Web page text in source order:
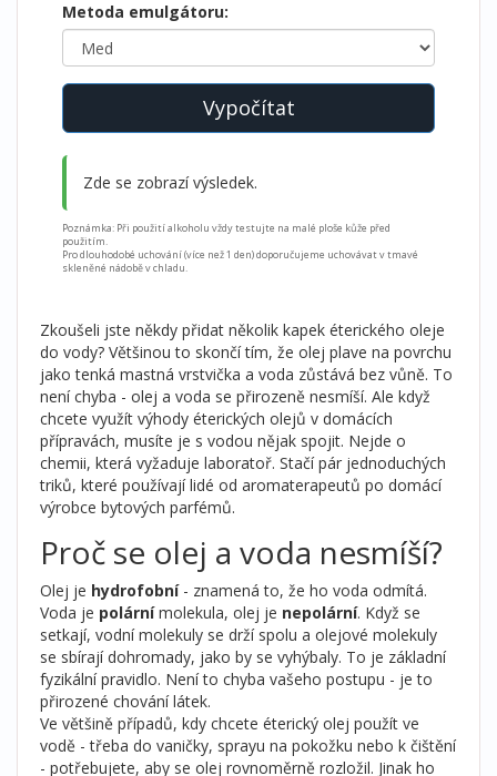
Metoda emulgátoru:
Vypočítat
Zde se zobrazí výsledek.
Poznámka: Při použití alkoholu vždy testujte na malé ploše kůže před
použitím.
Pro dlouhodobé uchování (více než 1 den) doporučujeme uchovávat v tmavé
skleněné nádobě v chladu.
Zkoušeli jste někdy přidat několik kapek éterického oleje
do vody? Většinou to skončí tím, že olej plave na povrchu
jako tenká mastná vrstvička a voda zůstává bez vůně. To
není chyba - olej a voda se přirozeně nesmíší. Ale když
chcete využít výhody éterických olejů v domácích
přípravách, musíte je s vodou nějak spojit. Nejde o
chemii, která vyžaduje laboratoř. Stačí pár jednoduchých
triků, které používají lidé od aromaterapeutů po domácí
výrobce bytových parfémů.
Proč se olej a voda nesmíší?
Olej je hydrofobní- znamená to, že ho voda odmítá.
Voda je polárnímolekula, olej je nepolární. Když se
setkají, vodní molekuly se drží spolu a olejové molekuly
se sbírají dohromady, jako by se vyhýbaly. To je základní
fyzikální pravidlo. Není to chyba vašeho postupu - je to
přirozené chování látek.
Ve většině případů, kdy chcete éterický olej použít ve
vodě - třeba do vaničky, sprayu na pokožku nebo k čištění
- potřebujete, aby se olej rovnoměrně rozložil. Jinak ho